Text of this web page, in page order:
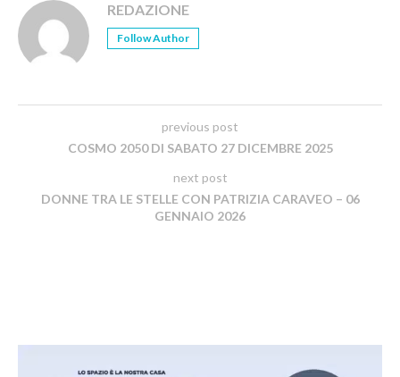
REDAZIONE
Follow Author
previous post
COSMO 2050 DI SABATO 27 DICEMBRE 2025
next post
DONNE TRA LE STELLE CON PATRIZIA CARAVEO – 06
GENNAIO 2026